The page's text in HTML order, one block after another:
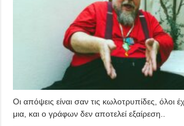
Οι απόψεις είναι σαν τις κωλοτρυπίδες, όλοι
μια, και ο γράφων δεν αποτελεί εξαίρεση..